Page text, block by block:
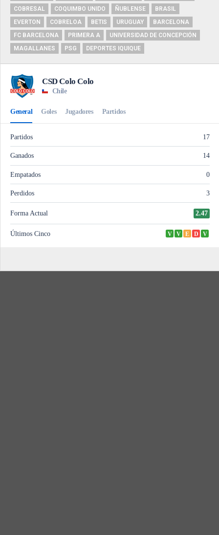
COBRESAL
COQUIMBO UNIDO ÑUBLENSE
BRASIL
EVERTON
COBRELOA BETIS URUGUAY
BARCELONA
FC BARCELONA
PRIMERA A
UNIVERSIDAD DE CONCEPCIÓN
MAGALLANES
PSG DEPORTES IQUIQUE